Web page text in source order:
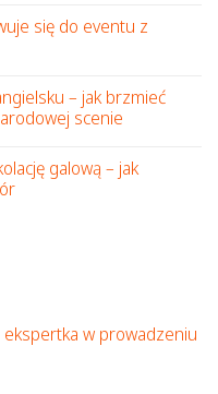
się do eventu z
– jak brzmieć
scenie
galową – jak
ekspertka w prowadzeniu